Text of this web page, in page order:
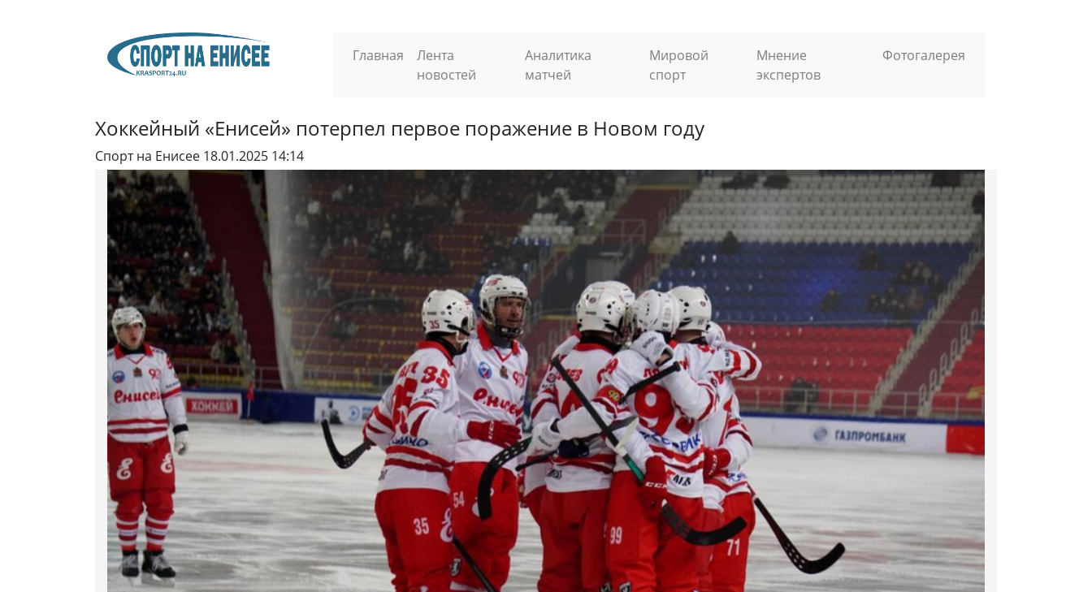
Главная
Лента
новостей
Аналитика
матчей
Мировой
спорт
Мнение
экспертов
Фотогалерея
Хоккейный «Енисей» потерпел первое поражение в Новом году
Спорт на Енисее 18.01.2025 14:14